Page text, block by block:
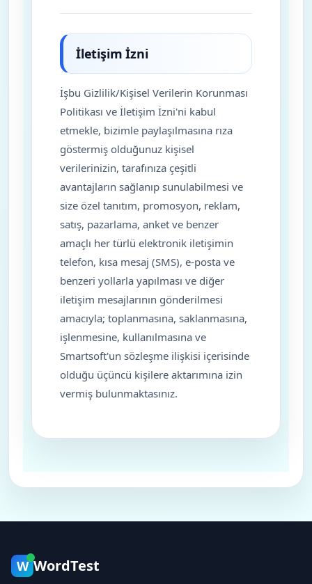
İletişim İzni
İşbu Gizlilik/Kişisel Verilerin Korunması
Politikası ve İletişim İzni'ni kabul
etmekle, bizimle paylaşılmasına rıza
göstermiş olduğunuz kişisel
verilerinizin, tarafınıza çeşitli
avantajların sağlanıp sunulabilmesi ve
size özel tanıtım, promosyon, reklam,
satış, pazarlama, anket ve benzer
amaçlı her türlü elektronik iletişimin
telefon, kısa mesaj (SMS), e-posta ve
benzeri yollarla yapılması ve diğer
iletişim mesajlarının gönderilmesi
amacıyla; toplanmasına, saklanmasına,
işlenmesine, kullanılmasına ve
Smartsoft'un sözleşme ilişkisi içerisinde
olduğu üçüncü kişilere aktarımına izin
vermiş bulunmaktasınız.
W WordTest